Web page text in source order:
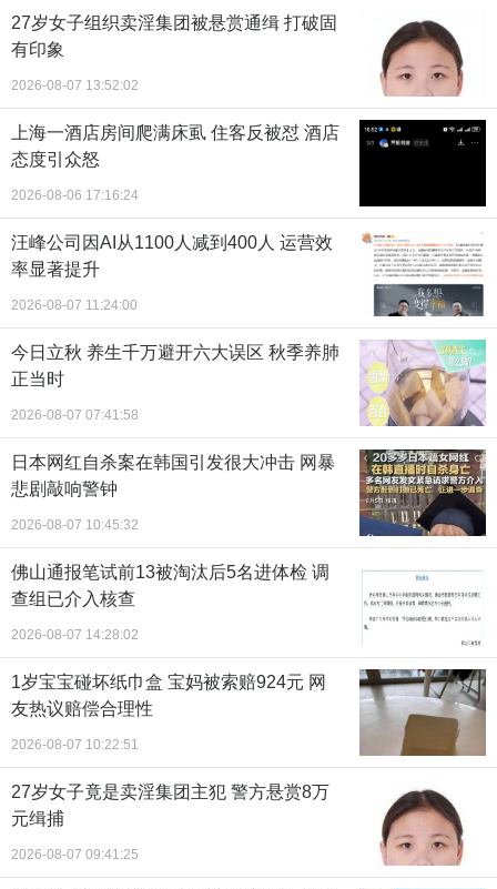
27岁女子组织卖淫集团被悬赏通缉 打破固
有印象
2026-08-07 13:52:02
上海一酒店房间爬满床虱 住客反被怼 酒店
态度引众怒
2026-08-06 17:16:24
汪峰公司因AI从1100人减到400人 运营效
率显著提升
2026-08-07 11:24:00
今日立秋 养生千万避开六大误区 秋季养肺
正当时
2026-08-07 07:41:58
日本网红自杀案在韩国引发很大冲击 网暴
悲剧敲响警钟
2026-08-07 10:45:32
佛山通报笔试前13被淘汰后5名进体检 调
查组已介入核查
2026-08-07 14:28:02
1岁宝宝碰坏纸巾盒 宝妈被索赔924元 网
友热议赔偿合理性
2026-08-07 10:22:51
27岁女子竟是卖淫集团主犯 警方悬赏8万
元缉捕
2026-08-07 09:41:25